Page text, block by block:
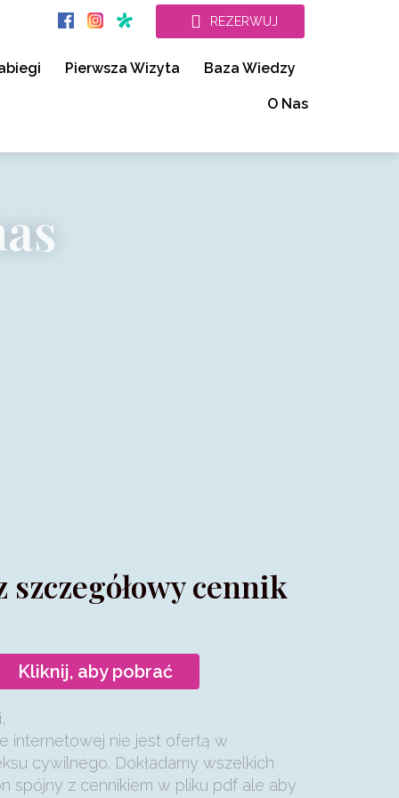
REZERWUJ
Pierwsza Wizyta Baza Wiedzy
O Nas
szczegółowy cennik
Kliknij, aby pobrać
internetowej nie jest ofertą w
cywilnego. Dokładamy wszelkich
spójny z cennikiem w pliku pdf ale aby